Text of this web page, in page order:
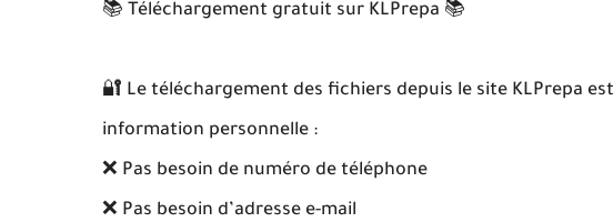
📚 Téléchargement gratuit sur KLPrepa 📚
🔐 Le téléchargement des fichiers depuis le site KLPrepa
information personnelle :
❌ Pas besoin de numéro de téléphone
❌ Pas besoin d’adresse e-mail